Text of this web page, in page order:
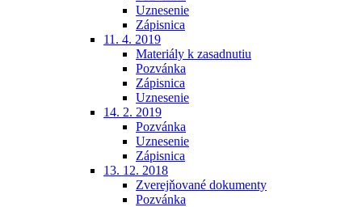
Uznesenie
Zápisnica
11. 4. 2019
Materiály k zasadnutiu
Pozvánka
Zápisnica
Uznesenie
14. 2. 2019
Pozvánka
Uznesenie
Zápisnica
13. 12. 2018
Zverejňované dokumenty
Pozvánka